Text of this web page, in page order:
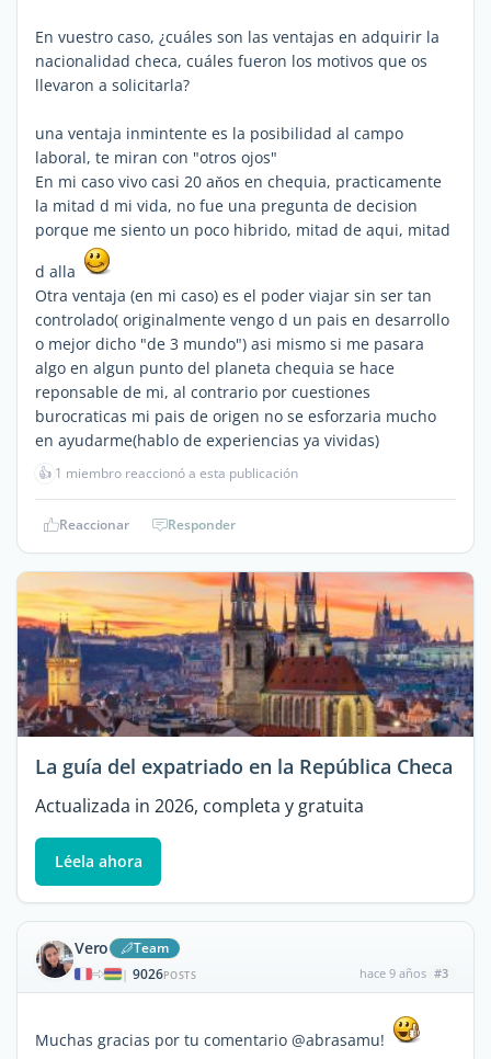
En vuestro caso, ¿cuáles son las ventajas en adquirir la
nacionalidad checa, cuáles fueron los motivos que os
llevaron a solicitarla?
una ventaja inmintente es la posibilidad al campo
laboral, te miran con "otros ojos"
En mi caso vivo casi 20 aňos en chequia, practicamente
la mitad d mi vida, no fue una pregunta de decision
porque me siento un poco hibrido, mitad de aqui, mitad
d alla
Otra ventaja (en mi caso) es el poder viajar sin ser tan
controlado( originalmente vengo d un pais en desarrollo
o mejor dicho "de 3 mundo") asi mismo si me pasara
algo en algun punto del planeta chequia se hace
reponsable de mi, al contrario por cuestiones
burocraticas mi pais de origen no se esforzaria mucho
en ayudarme(hablo de experiencias ya vividas)
👍 1 miembro reaccionó a esta publicación
Reaccionar Responder
La guía del expatriado en la República Checa
Actualizada in 2026, completa y gratuita
Léela ahora
Vero Team
| 9026POSTS hace 9 años #3
Muchas gracias por tu comentario @abrasamu!